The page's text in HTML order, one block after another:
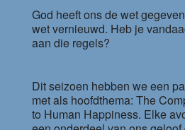
God heeft ons de wet
wet vernieuwd. Heb je
aan die regels?
Dit seizoen hebben we een
met als hoofdthema: The
to Human Happiness. Elke